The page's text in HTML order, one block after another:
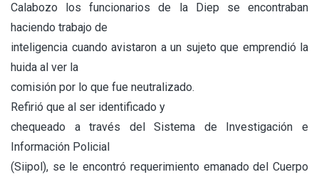
Calabozo los funcionarios de la Diep se encontraban
haciendo trabajo de
inteligencia cuando avistaron a un sujeto que emprendió la
huida al ver la
comisión por lo que fue neutralizado.
Refirió que al ser identificado y
chequeado a través del Sistema de Investigación e
Información Policial
(Siipol), se le encontró requerimiento emanado del Cuerpo